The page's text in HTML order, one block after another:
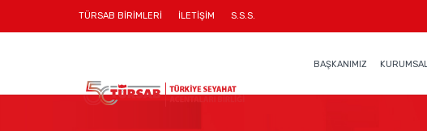
TÜRSAB BİRİMLERİ İLETİŞİM S.S.S.
BAŞKANIMIZ